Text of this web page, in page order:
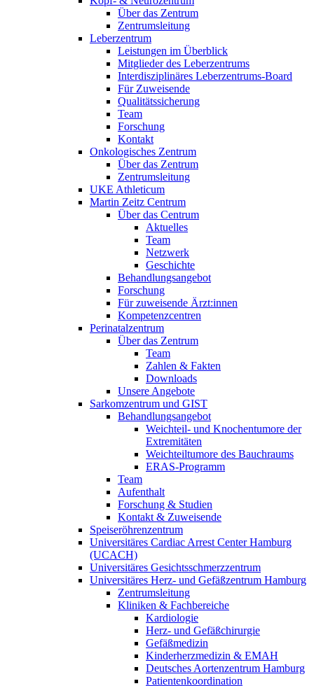
Über das Zentrum
Zentrumsleitung
Leberzentrum
Leistungen im Überblick
Mitglieder des Leberzentrums
Interdisziplinäres Leberzentrums-Board
Für Zuweisende
Qualitätssicherung
Team
Forschung
Kontakt
Onkologisches Zentrum
Über das Zentrum
Zentrumsleitung
UKE Athleticum
Martin Zeitz Centrum
Über das Centrum
Aktuelles
Team
Netzwerk
Geschichte
Behandlungsangebot
Forschung
Für zuweisende Ärzt:innen
Kompetenzcentren
Perinatalzentrum
Über das Zentrum
Team
Zahlen & Fakten
Downloads
Unsere Angebote
Sarkomzentrum und GIST
Behandlungsangebot
Weichteil- und Knochentumore der
Extremitäten
Weichteiltumore des Bauchraums
ERAS-Programm
Team
Aufenthalt
Forschung & Studien
Kontakt & Zuweisende
Speiseröhrenzentrum
Universitäres Cardiac Arrest Center Hamburg
(UCACH)
Universitäres Gesichtsschmerzzentrum
Universitäres Herz- und Gefäßzentrum Hamburg
Zentrumsleitung
Kliniken & Fachbereiche
Kardiologie
Herz- und Gefäßchirurgie
Gefäßmedizin
Kinderherzmedizin & EMAH
Deutsches Aortenzentrum Hamburg
Patientenkoordination